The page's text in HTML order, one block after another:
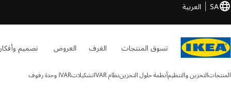
SA العربية
تسوق المنتجات الغرف العروض تصميم وأفكار
المنتجاتالتخزين والتنظيمأنظمة حلول التخزيننظام IVAR تشكيلاتIVAR وحدة رفوف